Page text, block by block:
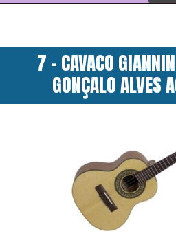
7 - CAVACO
GONÇALO ALVES